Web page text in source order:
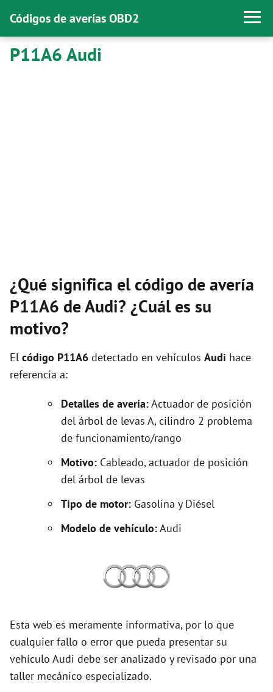
Códigos de averías OBD2
P11A6 Audi
¿Qué significa el código de avería
P11A6 de Audi? ¿Cuál es su
motivo?
El código P11A6 detectado en vehículos Audi hace
referencia a:
Detalles de avería:Actuador de posición
del árbol de levas A, cilindro 2 problema
de funcionamiento/rango
Motivo: Cableado, actuador de posición
del árbol de levas
Tipo de motor: Gasolina y Diésel
Modelo de vehículo:Audi
Esta web es meramente informativa, por lo que
cualquier fallo o error que pueda presentar su
vehículo Audi debe ser analizado y revisado por una
taller mecánico especializado.